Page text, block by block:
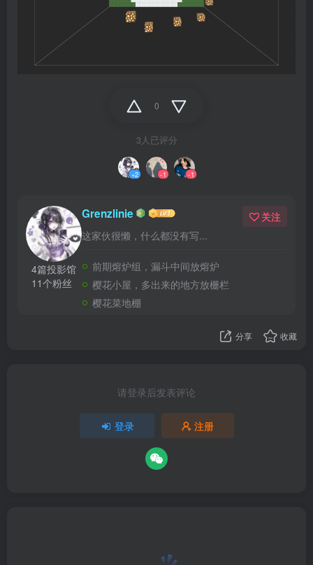
0
3人已评分
+2 -1 -1
4篇投影馆
11个粉丝
Grenzlinie
这家伙很懒，什么都没有写...
关注
前期熔炉组，漏斗中间放熔炉
樱花小屋，多出来的地方放栅栏
樱花菜地棚
分享 收藏
请登录后发表评论
登录 注册